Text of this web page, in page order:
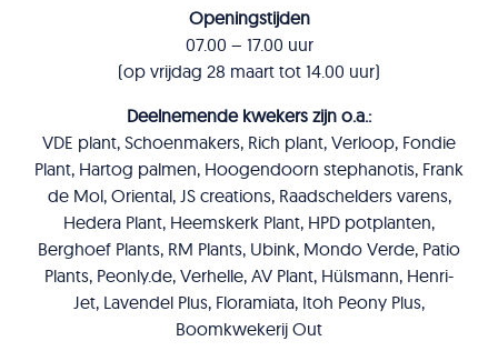
Openingstijden
07.00 – 17.00 uur
(op vrijdag 28 maart tot 14.00 uur)
Deelnemende kwekers zijn o.a.:
VDE plant, Schoenmakers, Rich plant, Verloop, Fondie
Plant, Hartog palmen, Hoogendoorn stephanotis, Frank
de Mol, Oriental, JS creations, Raadschelders varens,
Hedera Plant, Heemskerk Plant, HPD potplanten,
Berghoef Plants, RM Plants, Ubink, Mondo Verde, Patio
Plants, Peonly.de, Verhelle, AV Plant, Hülsmann, Henri-
Jet, Lavendel Plus, Floramiata, Itoh Peony Plus,
Boomkwekerij Out